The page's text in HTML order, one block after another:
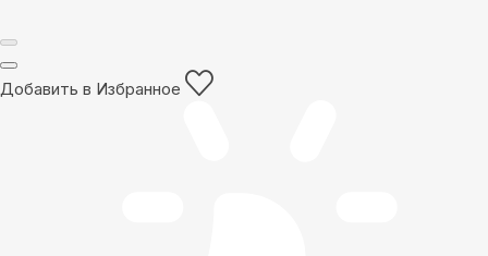
Добавить в Избранное